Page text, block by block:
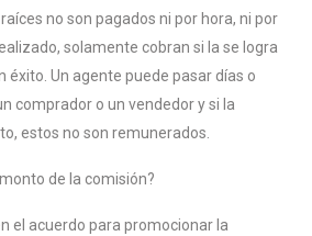
raíces no son pagados ni por hora, ni por
solamente cobran si la se logra
éxito. Un agente puede pasar días o
comprador o un vendedor y si la
estos no son remunerados.
de la comisión?
el acuerdo para promocionar la